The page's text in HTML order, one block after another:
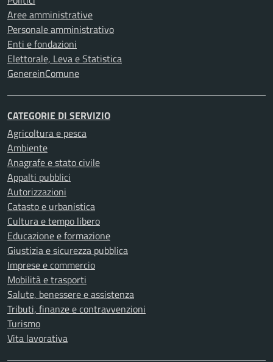
Aree amministrative
Personale amministrativo
Enti e fondazioni
Elettorale, Leva e Statistica
GenereinComune
CATEGORIE DI SERVIZIO
Agricoltura e pesca
Ambiente
Anagrafe e stato civile
Appalti pubblici
Autorizzazioni
Catasto e urbanistica
Cultura e tempo libero
Educazione e formazione
Giustizia e sicurezza pubblica
Imprese e commercio
Mobilità e trasporti
Salute, benessere e assistenza
Tributi, finanze e contravvenzioni
Turismo
Vita lavorativa